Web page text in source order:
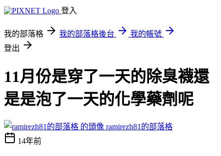
登入
我的部落格 我的部落格後台
我的帳號
登出
11月份是穿了一天的除臭襪還
是是泡了一天的化學藥劑呢
ramirezh81的部落格
14年前